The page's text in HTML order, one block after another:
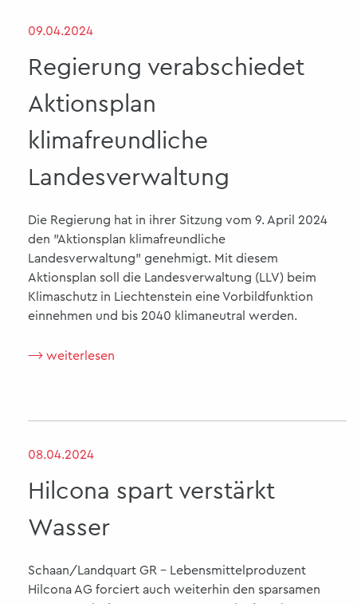
09.04.2024
Regierung verabschiedet
Aktionsplan
klimafreundliche
Landesverwaltung
Die Regierung hat in ihrer Sitzung vom 9. April 2024
den "Aktionsplan klimafreundliche
Landesverwaltung" genehmigt. Mit diesem
Aktionsplan soll die Landesverwaltung (LLV) beim
Klimaschutz in Liechtenstein eine Vorbildfunktion
einnehmen und bis 2040 klimaneutral werden.
⟶ weiterlesen
08.04.2024
Hilcona spart verstärkt
Wasser
Schaan/Landquart GR - Lebensmittelproduzent
Hilcona AG forciert auch weiterhin den sparsamen